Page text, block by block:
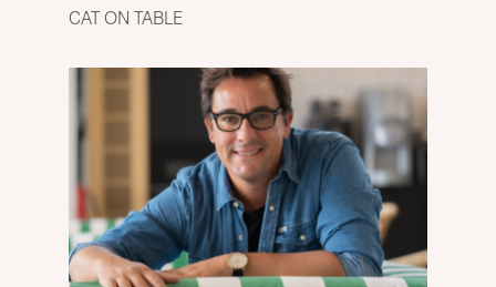
CAT ON TABLE